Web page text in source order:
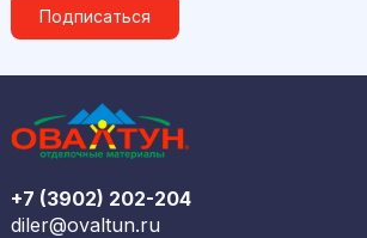
Подписаться
+7 (3902) 202-204
diler@ovaltun.ru